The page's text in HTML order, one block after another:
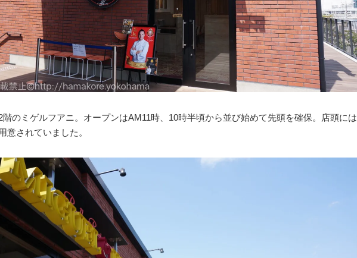
階のミゲルフアニ。オープンはAM11時、10時半頃から並び始めて先頭を確保。店頭には
意されていました。